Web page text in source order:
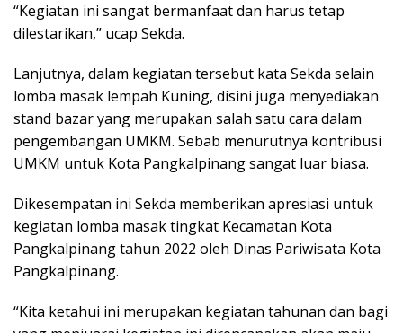
“Kegiatan ini sangat bermanfaat dan harus tetap
dilestarikan,” ucap Sekda.
Lanjutnya, dalam kegiatan tersebut kata Sekda selain
lomba masak lempah Kuning, disini juga menyediakan
stand bazar yang merupakan salah satu cara dalam
pengembangan UMKM. Sebab menurutnya kontribusi
UMKM untuk Kota Pangkalpinang sangat luar biasa.
Dikesempatan ini Sekda memberikan apresiasi untuk
kegiatan lomba masak tingkat Kecamatan Kota
Pangkalpinang tahun 2022 oleh Dinas Pariwisata Kota
Pangkalpinang.
“Kita ketahui ini merupakan kegiatan tahunan dan bagi